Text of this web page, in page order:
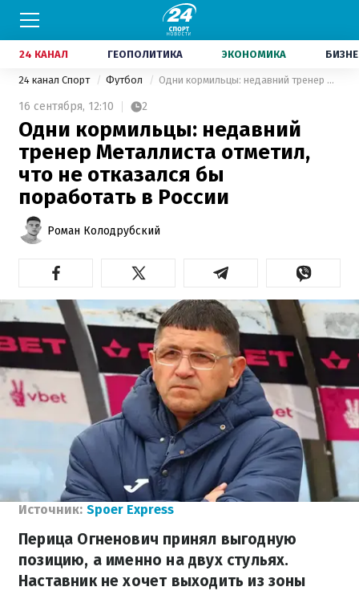
24 КАНАЛ ГЕОПОЛИТИКА ЭКОНОМИКА
24 канал Спорт Футбол Одни кормильцы: недавний тренер Металлиста отметил, что не отказался бы поработать в России
16 сентября, 12:10 2
Одни кормильцы: недавний
тренер Металлиста отметил,
что не отказался бы
поработать в России
Роман Колодрубский
Источник: Spoer Express
Перица Огненович принял выгодную
позицию, а именно на двух стульях.
Наставник не хочет выходить из зоны